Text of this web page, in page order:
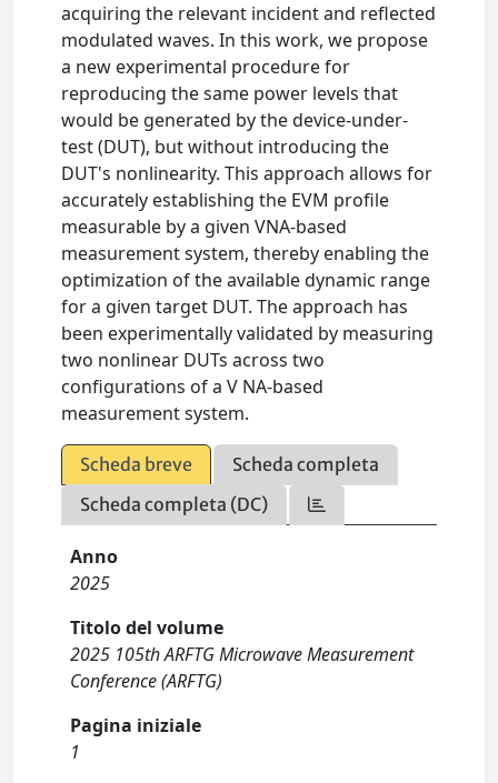
acquiring the relevant incident and reflected
modulated waves. In this work, we propose
a new experimental procedure for
reproducing the same power levels that
would be generated by the device-under-
test (DUT), but without introducing the
DUT's nonlinearity. This approach allows for
accurately establishing the EVM profile
measurable by a given VNA-based
measurement system, thereby enabling the
optimization of the available dynamic range
for a given target DUT. The approach has
been experimentally validated by measuring
two nonlinear DUTs across two
configurations of a V NA-based
measurement system.
Scheda breve
Scheda completa
Scheda completa (DC)
Anno
2025
Titolo del volume
2025 105th ARFTG Microwave Measurement
Conference (ARFTG)
Pagina iniziale
1